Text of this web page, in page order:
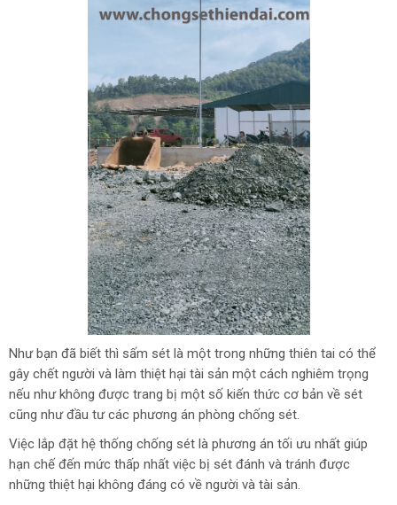
Như bạn đã biết thì sấm sét là một trong những thiên tai có thể
gây chết người và làm thiệt hại tài sản một cách nghiêm trọng
nếu như không được trang bị một số kiến thức cơ bản về sét
cũng như đầu tư các phương án phòng chống sét.
Việc lắp đặt hệ thống chống sét là phương án tối ưu nhất giúp
hạn chế đến mức thấp nhất việc bị sét đánh và tránh được
những thiệt hại không đáng có về người và tài sản.